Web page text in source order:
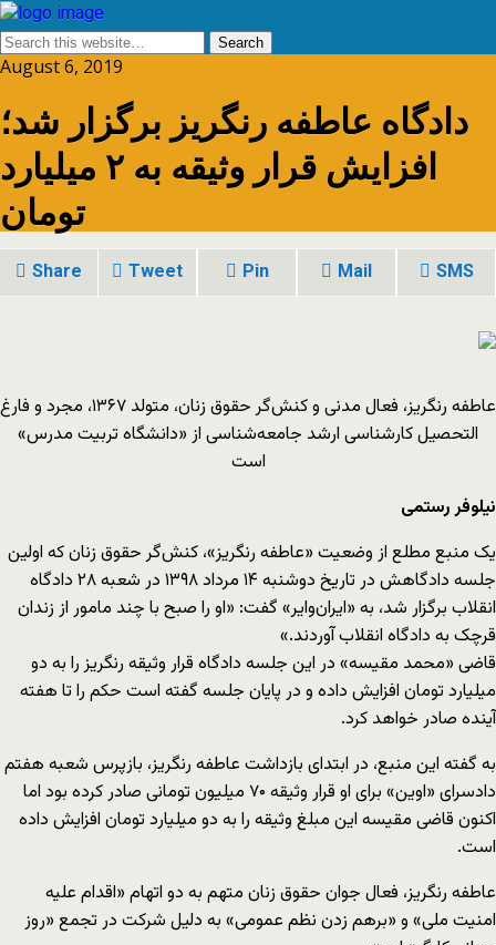
August 6, 2019
دادگاه عاطفه رنگریز برگزار شد؛
افزایش قرار وثیقه به ۲ میلیارد
تومان
Share Tweet Pin Mail SMS
عاطفه رنگریز، فعال مدنی و کنش‌گر حقوق زنان، متولد ۱۳۶۷، مجرد و فارغ
التحصیل کارشناسی ارشد جامعه‌شناسی از «دانشگاه تربیت مدرس»
است
نیلوفر رستمی
یک منبع مطلع از وضعیت «عاطفه رنگریز»، کنش‌گر حقوق زنان که اولین
جلسه دادگاهش در تاریخ دوشنبه ۱۴ مرداد ۱۳۹۸ در شعبه ۲۸ دادگاه
انقلاب برگزار شد، به «ایران‌وایر» گفت: «او را صبح با چند مامور از زندان
قرچک به دادگاه انقلاب آوردند.»
قاضی «محمد مقیسه» در این جلسه دادگاه قرار وثیقه رنگریز را به دو
میلیارد تومان افزایش داده و در پایان جلسه گفته است حکم را تا هفته
آینده صادر خواهد کرد.
به گفته این منبع، در ابتدای بازداشت عاطفه رنگریز، بازپرس شعبه هفتم
دادسرای «اوین» برای او قرار وثیقه ۷۰ میلیون تومانی صادر کرده بود اما
اکنون قاضی مقیسه این مبلغ وثیقه را به دو میلیارد تومان افزایش داده
است.
عاطفه رنگریز، فعال جوان حقوق زنان متهم به دو اتهام «اقدام علیه
امنیت ملی» و «برهم زدن نظم عمومی» به دلیل شرکت در تجمع «روز